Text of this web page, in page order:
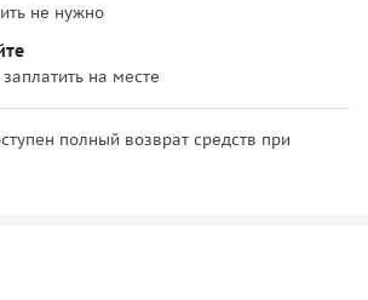
не нужно
на месте
полный возврат средств при